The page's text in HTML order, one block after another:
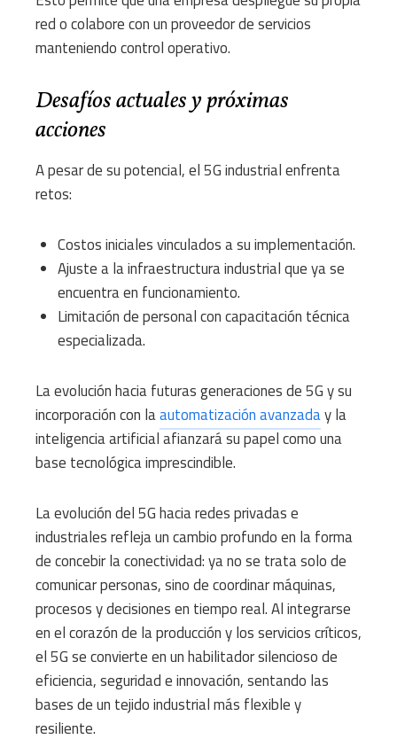
red o colabore con un proveedor de servicios
manteniendo control operativo.
Desafíos actuales y próximas
acciones
A pesar de su potencial, el 5G industrial enfrenta
retos:
Costos iniciales vinculados a su implementación.
Ajuste a la infraestructura industrial que ya se
encuentra en funcionamiento.
Limitación de personal con capacitación técnica
especializada.
La evolución hacia futuras generaciones de 5G y su
incorporación con laautomatización avanzaday la
inteligencia artificial afianzará su papel como una
base tecnológica imprescindible.
La evolución del 5G hacia redes privadas e
industriales refleja un cambio profundo en la forma
de concebir la conectividad: ya no se trata solo de
comunicar personas, sino de coordinar máquinas,
procesos y decisiones en tiempo real. Al integrarse
en el corazón de la producción y los servicios críticos,
el 5G se convierte en un habilitador silencioso de
eficiencia, seguridad e innovación, sentando las
bases de un tejido industrial más flexible y
resiliente.